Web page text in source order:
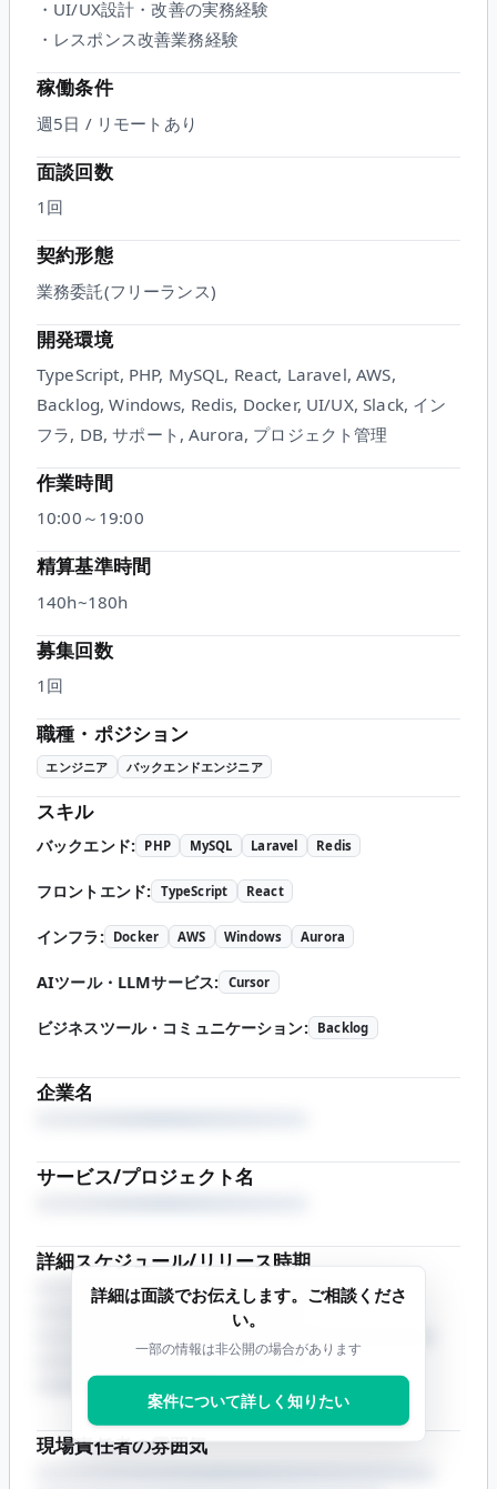
・UI/UX設計・改善の実務経験
・レスポンス改善業務経験
稼働条件
週5日 / リモートあり
面談回数
1 回
契約形態
業務委託(フリーランス)
開発環境
TypeScript, PHP, MySQL, React, Laravel, AWS,
Backlog, Windows, Redis, Docker, UI/UX, Slack, イン
フラ, DB, サポート, Aurora, プロジェクト管理
作業時間
10:00～19:00
精算基準時間
140h~180h
募集回数
1回
職種・ポジション
エンジニア バックエンドエンジニア
スキル
バックエンド: PHP MySQL Laravel Redis
フロントエンド: TypeScript React
インフラ: Docker AWS Windows Aurora
AIツール・LLMサービス: Cursor
ビジネスツール・コミュニケーション: Backlog
企業名
サービス/プロジェクト名
詳細スケジュール/リリース時期
現場責任者の雰囲気
詳細は面談でお伝えします。ご相談くださ
い。
一部の情報は非公開の場合があります
案件について詳しく知りたい